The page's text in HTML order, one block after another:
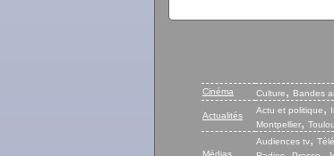
Cinéma Culture, Bandes
Actualités
Actu et politique,
Montpellier,
Médias
Audiences tv,